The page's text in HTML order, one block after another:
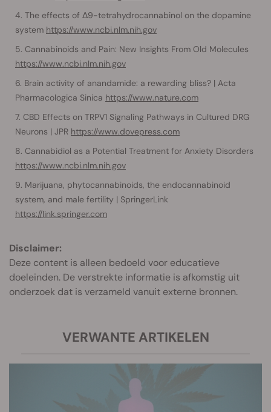
The effects of Δ9-tetrahydrocannabinol on the dopamine
system https://www.ncbi.nlm.nih.gov
Cannabinoids and Pain: New Insights From Old Molecules
https://www.ncbi.nlm.nih.gov
Brain activity of anandamide: a rewarding bliss? | Acta
Pharmacologica Sinica https://www.nature.com
CBD Effects on TRPV1 Signaling Pathways in Cultured DRG
Neurons | JPR https://www.dovepress.com
Cannabidiol as a Potential Treatment for Anxiety Disorders
https://www.ncbi.nlm.nih.gov
Marijuana, phytocannabinoids, the endocannabinoid
system, and male fertility | SpringerLink
https://link.springer.com
Disclaimer:
Deze content is alleen bedoeld voor educatieve
doeleinden. De verstrekte informatie is afkomstig uit
onderzoek dat is verzameld vanuit externe bronnen.
VERWANTE ARTIKELEN